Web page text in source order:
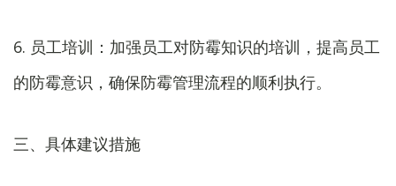
6. 员工培训：加强员工对防霉知识的培训，提高员工
的防霉意识，确保防霉管理流程的顺利执行。
三、具体建议措施